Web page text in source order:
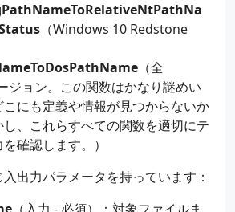
（Windows 10 Redstone
（全
ジョン。この関数はかなり謎めい
にも定義や情報が見つからないか
し、これらすべての関数を適切にテ
確認します。）
出力パラメータを持っています：